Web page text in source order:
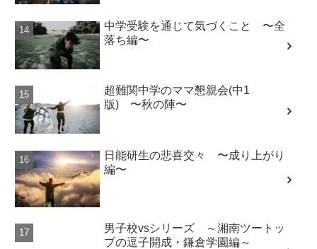
中学受験を通じて気づくこと 〜全
落ち編〜
超難関中学のママ懇親会(中1
版) 〜秋の陣〜
日能研生の悲喜交々 〜成り上がり
編〜
男子校vsシリーズ ～湘南ツートッ
プの逗子開成・鎌倉学園編～